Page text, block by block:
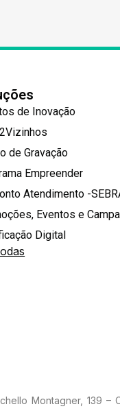
de Inovação
de Gravação
Empreender
Atendimento -
Eventos e
Digital
Montagner, 139 –